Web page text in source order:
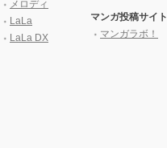
メロディ
LaLa
LaLa DX
マンガ投稿サイト
マンガラボ！